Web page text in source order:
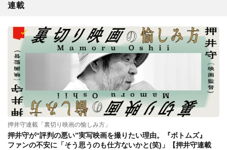
連載
押井守連載「裏切り映画の愉しみ方」
押井守が“評判の悪い”実写映画を撮りたい理由。『ボトムズ』
ファンの不安に「そう思うのも仕方ないかと(笑)」【押井守連載